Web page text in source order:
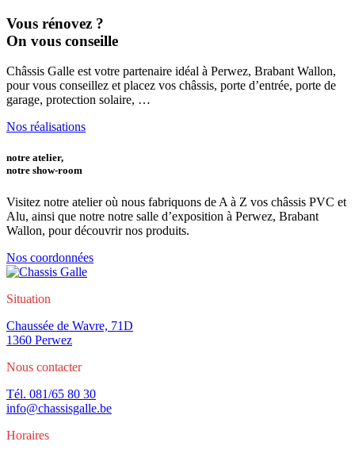
Vous rénovez ?
On vous conseille
Châssis Galle est votre partenaire idéal à Perwez, Brabant Wallon,
pour vous conseillez et placez vos châssis, porte d’entrée, porte de
garage, protection solaire, …
Nos réalisations
notre atelier,
notre show-room
Visitez notre atelier où nous fabriquons de A à Z vos châssis PVC et
Alu, ainsi que notre notre salle d’exposition à Perwez, Brabant
Wallon, pour découvrir nos produits.
Nos coordonnées
Situation
Chaussée de Wavre, 71D
1360 Perwez
Nous contacter
Tél. 081/65 80 30
info@chassisgalle.be
Horaires